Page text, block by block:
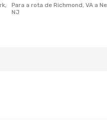
Para a rota de Richmond, VA a Newark,
NJ